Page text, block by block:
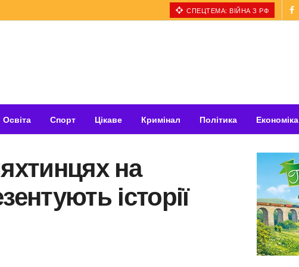
СПЕЦТЕМА: ВІЙНА З РФ
Освіта Спорт Цікаве Кримінал Політика Економіка
на
історії